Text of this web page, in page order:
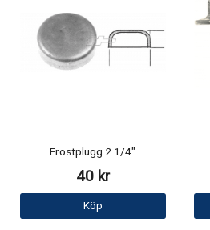
Frostplugg 2 1/4"
40 kr
Köp